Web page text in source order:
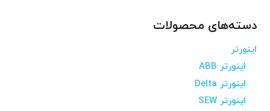
دسته‌های محصولات
اینورتر
اینورتر ABB
اینورتر Delta
اینورتر SEW